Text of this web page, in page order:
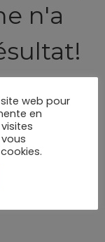
n'a
web pour
en